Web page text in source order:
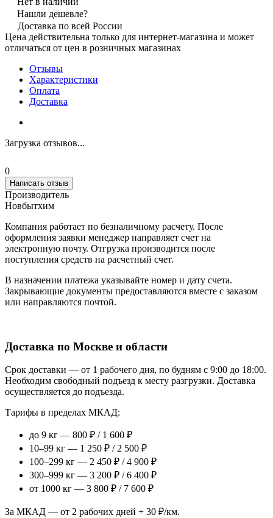
Нашли дешевле?
Доставка по всей России
Цена действительна только для интернет-магазина и может
отличаться от цен в розничных магазинах
Отзывы
Характеристики
Оплата
Доставка
Загрузка отзывов...
0
Написать отзыв
Производитель
Новбытхим
Компания работает по безналичному расчету. После
оформления заявки менеджер направляет счет на
электронную почту. Отгрузка производится после
поступления средств на расчетный счет.
В назначении платежа указывайте номер и дату счета.
Закрывающие документы предоставляются вместе с заказом
или направляются почтой.
Доставка по Москве и области
Срок доставки — от 1 рабочего дня, по будням с 9:00 до 18:00.
Необходим свободный подъезд к месту разгрузки. Доставка
осуществляется до подъезда.
Тарифы в пределах МКАД:
до 9 кг — 800 ₽ / 1 600 ₽
10–99 кг — 1 250 ₽ / 2 500 ₽
100–299 кг — 2 450 ₽ / 4 900 ₽
300–999 кг — 3 200 ₽ / 6 400 ₽
от 1000 кг — 3 800 ₽ / 7 600 ₽
За МКАД — от 2 рабочих дней + 30 ₽/км.